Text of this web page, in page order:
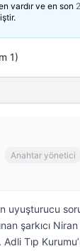
vardır ve en son
1)
Anahtar yönetici
uyuşturucu
şarkıcı
Tıp